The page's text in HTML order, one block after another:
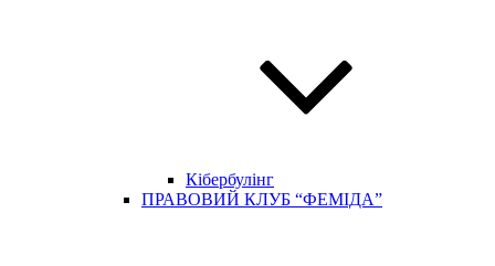
Кібербулінг
ПРАВОВИЙ КЛУБ “ФЕМІДА”